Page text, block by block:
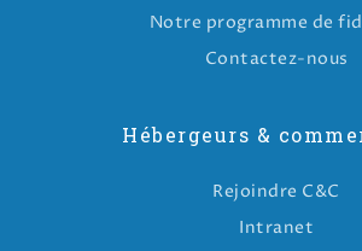
Notre programme de
Contactez-nous
Hébergeurs &
Rejoindre C&C
Intranet